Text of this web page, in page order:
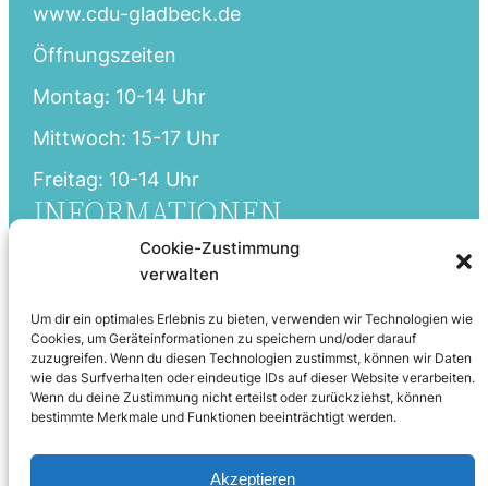
Cookie-Zustimmung
verwalten
Um dir ein optimales Erlebnis zu bieten, verwenden wir Technologien wie
Cookies, um Geräteinformationen zu speichern und/oder darauf
zuzugreifen. Wenn du diesen Technologien zustimmst, können wir Daten
wie das Surfverhalten oder eindeutige IDs auf dieser Website verarbeiten.
Wenn du deine Zustimmung nicht erteilst oder zurückziehst, können
bestimmte Merkmale und Funktionen beeinträchtigt werden.
Akzeptieren
www.cdu-gladbeck.de
Öffnungszeiten
Montag: 10-14 Uhr
Mittwoch: 15-17 Uhr
Freitag: 10-14 Uhr
INFORMATIONEN
Partei
Fraktion
Mitmachen
Impressum